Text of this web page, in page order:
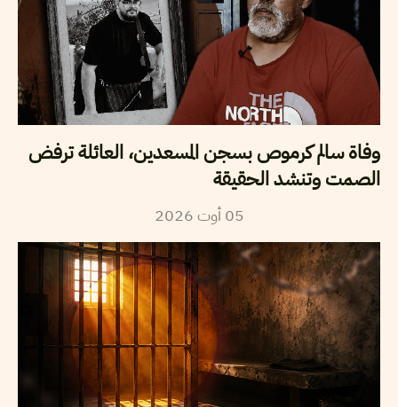
وفاة سالم كرموص بسجن المسعدين، العائلة ترفض
الصمت وتنشد الحقيقة
05 أوت2026